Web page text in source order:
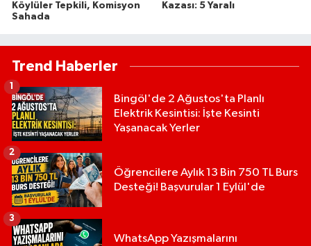
Köylüler Tepkili, Komisyon
Sahada
Kazası: 5 Yaralı
Trend Haberler
Bingöl'de 2 Ağustos'ta Planlı
Elektrik Kesintisi: İşte Kesinti
Yaşanacak Yerler
1
Öğrencilere Aylık 13 Bin 750 TL Burs
Desteği! Başvurular 1 Eylül'de
2
WhatsApp Yazışmalarını
3